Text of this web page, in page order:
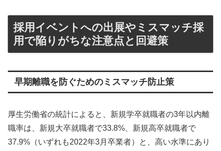
採用イベントへの出展やミスマッチ採
用で陥りがちな注意点と回避策
早期離職を防ぐためのミスマッチ防止策
厚生労働省の統計によると、新規学卒就職者の3年以内離
職率は、新規大卒就職者で33.8%、新規高卒就職者で
37.9%（いずれも2022年3月卒業者）と、高い水準にあり